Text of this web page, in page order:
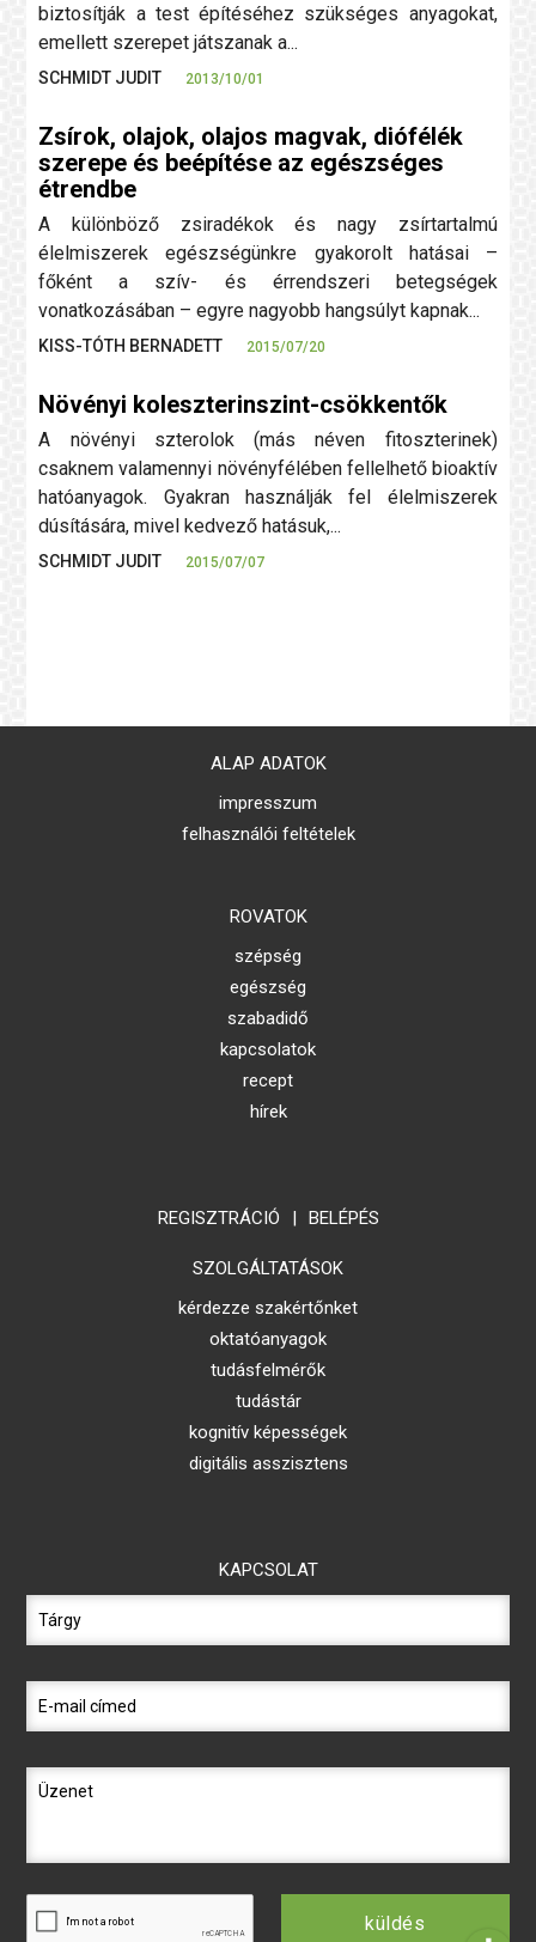
biztosítják a test építéséhez szükséges anyagokat,
emellett szerepet játszanak a...
SCHMIDT JUDIT 2013/10/01
Zsírok, olajok, olajos magvak, diófélék
szerepe és beépítése az egészséges
étrendbe
A különböző zsiradékok és nagy zsírtartalmú
élelmiszerek egészségünkre gyakorolt hatásai –
főként a szív- és érrendszeri betegségek
vonatkozásában – egyre nagyobb hangsúlyt kapnak...
KISS-TÓTH BERNADETT 2015/07/20
Növényi koleszterinszint-csökkentők
A növényi szterolok (más néven fitoszterinek)
csaknem valamennyi növényfélében fellelhető bioaktív
hatóanyagok. Gyakran használják fel élelmiszerek
dúsítására, mivel kedvező hatásuk,...
SCHMIDT JUDIT 2015/07/07
ALAP ADATOK
impresszum
felhasználói feltételek
ROVATOK
szépség
egészség
szabadidő
kapcsolatok
recept
hírek
REGISZTRÁCIÓ | BELÉPÉS
SZOLGÁLTATÁSOK
kérdezze szakértőnket
oktatóanyagok
tudásfelmérők
tudástár
kognitív képességek
digitális asszisztens
KAPCSOLAT
küldés